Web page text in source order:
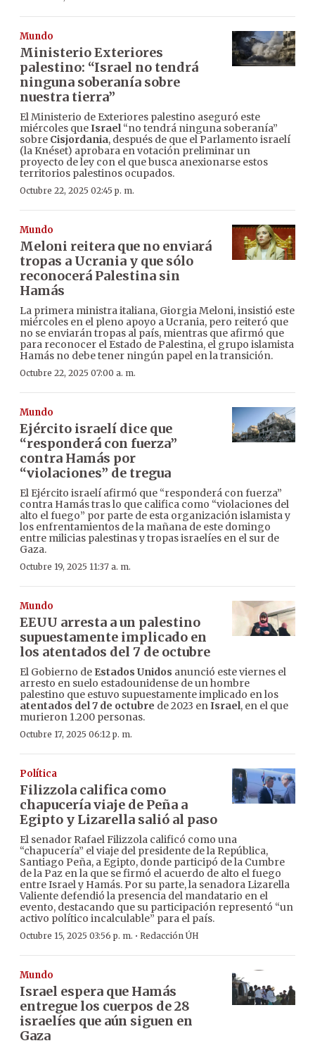
Mundo
Ministerio Exteriores
palestino: “Israel no tendrá
ninguna soberanía sobre
nuestra tierra”
El Ministerio de Exteriores palestino aseguró este
miércoles queIsrael“no tendrá ninguna soberanía”
sobre Cisjordania, después de que el Parlamento israelí
(la Knéset) aprobara en votación preliminar un
proyecto de ley con el que busca anexionarse estos
territorios palestinos ocupados.
Octubre 22, 2025 02:45 p. m.
Mundo
Meloni reitera que no enviará
tropas a Ucrania y que sólo
reconocerá Palestina sin
Hamás
La primera ministra italiana, Giorgia Meloni, insistió este
miércoles en el pleno apoyo a Ucrania, pero reiteró que
no se enviarán tropas al país, mientras que afirmó que
para reconocer el Estado de Palestina, el grupo islamista
Hamás no debe tener ningún papel en la transición.
Octubre 22, 2025 07:00 a. m.
Mundo
Ejército israelí dice que
“responderá con fuerza”
contra Hamás por
“violaciones” de tregua
El Ejército israelí afirmó que “responderá con fuerza”
contra Hamás tras lo que califica como “violaciones del
alto el fuego” por parte de esta organización islamista y
los enfrentamientos de la mañana de este domingo
entre milicias palestinas y tropas israelíes en el sur de
Gaza.
Octubre 19, 2025 11:37 a. m.
Mundo
EEUU arresta a un palestino
supuestamente implicado en
los atentados del 7 de octubre
El Gobierno de Estados Unidos anunció este viernes el
arresto en suelo estadounidense de un hombre
palestino que estuvo supuestamente implicado en los
atentados del 7 de octubre de 2023 enIsrael, en el que
murieron 1.200 personas.
Octubre 17, 2025 06:12 p. m.
Política
Filizzola califica como
chapucería viaje de Peña a
Egipto y Lizarella salió al paso
El senador Rafael Filizzola calificó como una
“chapucería” el viaje del presidente de la República,
Santiago Peña, a Egipto, donde participó de la Cumbre
de la Paz en la que se firmó el acuerdo de alto el fuego
entre Israel y Hamás. Por su parte, la senadora Lizarella
Valiente defendió la presencia del mandatario en el
evento, destacando que su participación representó “un
activo político incalculable” para el país.
Octubre 15, 2025 03:56 p. m. · Redacción ÚH
Mundo
Israel espera que Hamás
entregue los cuerpos de 28
israelíes que aún siguen en
Gaza